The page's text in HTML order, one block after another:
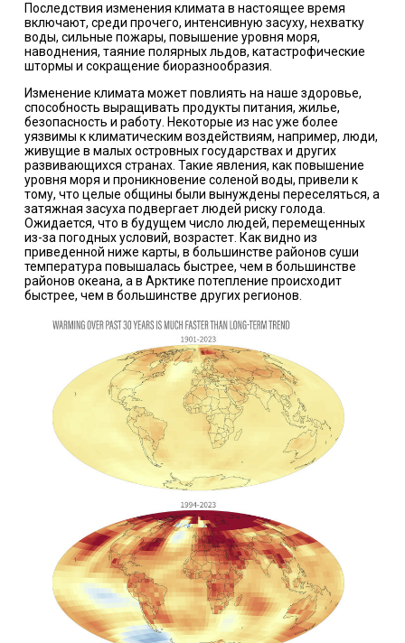
Последствия изменения климата в настоящее время
включают, среди прочего, интенсивную засуху, нехватку
воды, сильные пожары, повышение уровня моря,
наводнения, таяние полярных льдов, катастрофические
штормы и сокращение биоразнообразия.
Изменение климата может повлиять на наше здоровье,
способность выращивать продукты питания, жилье,
безопасность и работу. Некоторые из нас уже более
уязвимы к климатическим воздействиям, например, люди,
живущие в малых островных государствах и других
развивающихся странах. Такие явления, как повышение
уровня моря и проникновение соленой воды, привели к
тому, что целые общины были вынуждены переселяться, а
затяжная засуха подвергает людей риску голода.
Ожидается, что в будущем число людей, перемещенных
из-за погодных условий, возрастет. Как видно из
приведенной ниже карты, в большинстве районов суши
температура повышалась быстрее, чем в большинстве
районов океана, а в Арктике потепление происходит
быстрее, чем в большинстве других регионов.